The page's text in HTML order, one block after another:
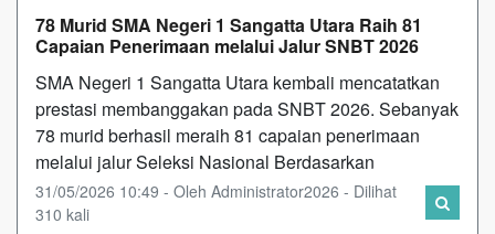
78 Murid SMA Negeri 1 Sangatta Utara Raih 81
Capaian Penerimaan melalui Jalur SNBT 2026
SMA Negeri 1 Sangatta Utara kembali mencatatkan
prestasi membanggakan pada SNBT 2026. Sebanyak
78 murid berhasil meraih 81 capaian penerimaan
melalui jalur Seleksi Nasional Berdasarkan
31/05/2026 10:49 - Oleh Administrator2026 - Dilihat
310 kali